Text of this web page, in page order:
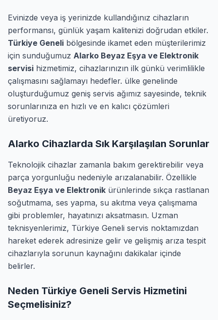
Evinizde veya iş yerinizde kullandığınız cihazların
performansı, günlük yaşam kalitenizi doğrudan etkiler.
Türkiye Geneli bölgesinde ikamet eden müşterilerimiz
için sunduğumuz Alarko Beyaz Eşya ve Elektronik
servisi hizmetimiz, cihazlarınızın ilk günkü verimlilikle
çalışmasını sağlamayı hedefler. ülke genelinde
oluşturduğumuz geniş servis ağımız sayesinde, teknik
sorunlarınıza en hızlı ve en kalıcı çözümleri
üretiyoruz.
Alarko Cihazlarda Sık Karşılaşılan Sorunlar
Teknolojik cihazlar zamanla bakım gerektirebilir veya
parça yorgunluğu nedeniyle arızalanabilir. Özellikle
Beyaz Eşya ve Elektronik ürünlerinde sıkça rastlanan
soğutmama, ses yapma, su akıtma veya çalışmama
gibi problemler, hayatınızı aksatmasın. Uzman
teknisyenlerimiz, Türkiye Geneli servis noktamızdan
hareket ederek adresinize gelir ve gelişmiş arıza tespit
cihazlarıyla sorunun kaynağını dakikalar içinde
belirler.
Neden Türkiye Geneli Servis Hizmetini
Seçmelisiniz?